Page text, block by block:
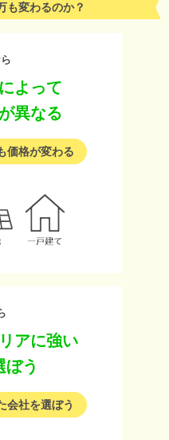
も変わるのか？
よって
異なる
価格が変わる
アに強い
ぼう
会社を選ぼう